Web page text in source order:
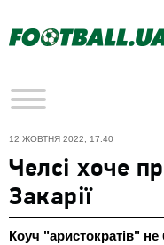
12 ЖОВТНЯ 2022, 17:40
Челсі хоче
Закарії
Коуч "аристократів" не